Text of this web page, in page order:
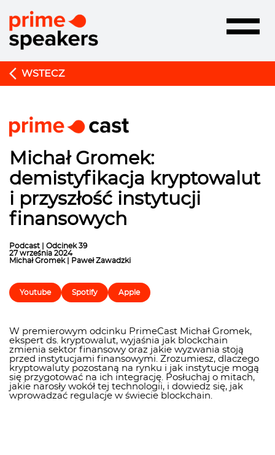
Toggle
WSTECZ
Michał Gromek:
demistyfikacja kryptowalut
i przyszłość instytucji
finansowych
Podcast | Odcinek 39
27 września 2024
Michał Gromek | Paweł Zawadzki
Youtube Spotify Apple
W premierowym odcinku PrimeCast Michał Gromek,
ekspert ds. kryptowalut, wyjaśnia jak blockchain
zmienia sektor finansowy oraz jakie wyzwania stoją
przed instytucjami finansowymi. Zrozumiesz, dlaczego
kryptowaluty pozostaną na rynku i jak instytucje mogą
się przygotować na ich integrację. Posłuchaj o mitach,
jakie narosły wokół tej technologii, i dowiedz się, jak
wprowadzać regulacje w świecie blockchain.